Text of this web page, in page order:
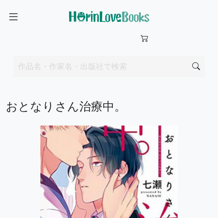
おとなりさん治療中。